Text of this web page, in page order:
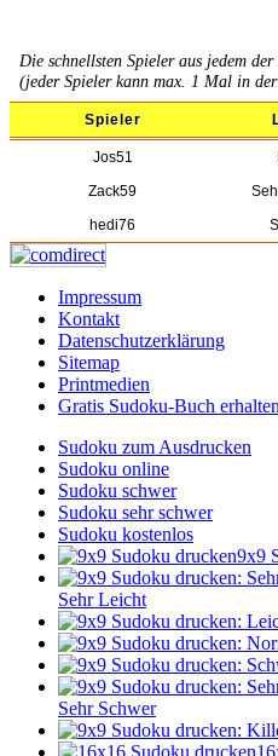
Die schnellsten Spieler aus jedem
(jeder Spieler kann max. 1 Mal in
Spieler
Jos51
Zack59
hedi76
Impressum
Kontakt
Datenschutzerklärung
Sitemap
Printmedien
Gratis Sudoku-Buch erhalten
Sudoku zum Ausdrucken
Sudoku online
Sudoku schwer
Sudoku sehr schwer
Sudoku kostenlos
9x9
Sehr Leicht
Sehr Schwer